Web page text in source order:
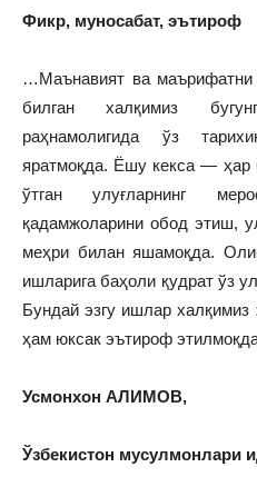
Фикр, муносабат, эътироф
…Маънавият ва
билган халқимиз
раҳнамолигида ўз
яратмоқда. Ёшу кекса —
ўтган улуғларнинг
қадамжоларини обод этиш,
меҳри билан яшамоқда.
ишларига баҳоли қудрат ўз
Бундай эзгу ишлар
ҳам юксак эътироф
Усмонхон АЛИМОВ,
Ўзбекистон мусулмонлари